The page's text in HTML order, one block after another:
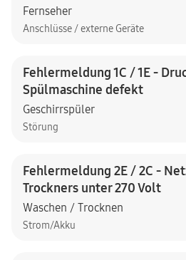
Fernseher
Anschlüsse / externe Geräte
Fehlermeldung 1C / 1E -
Spülmaschine defekt
Geschirrspüler
Störung
Fehlermeldung 2E / 2C -
Trockners unter 270 Volt
Waschen / Trocknen
Strom/Akku